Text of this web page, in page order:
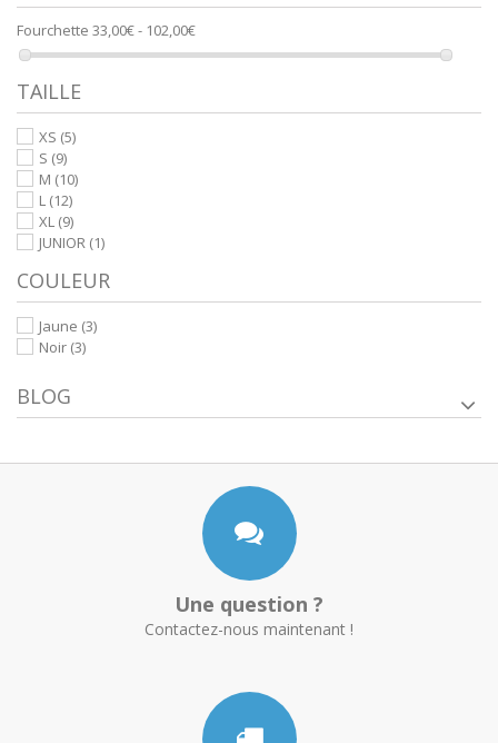
Fourchette 33,00€ - 102,00€
TAILLE
XS (5)
S (9)
M (10)
L (12)
XL (9)
JUNIOR (1)
COULEUR
Jaune (3)
Noir (3)
BLOG
Une question ?
Contactez-nous maintenant !